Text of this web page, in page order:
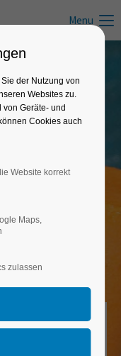
Menu
"Seeräuber",
der Nutzung von
Websites zu.
Geräte- und
Cookies auch
Website korrekt
Maps,
zulassen